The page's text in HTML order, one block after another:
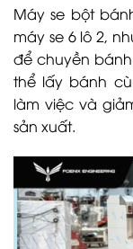
Máy se bột
máy se 6 lô 2,
để chuyền
thể lấy bánh
làm việc và
sản xuất.